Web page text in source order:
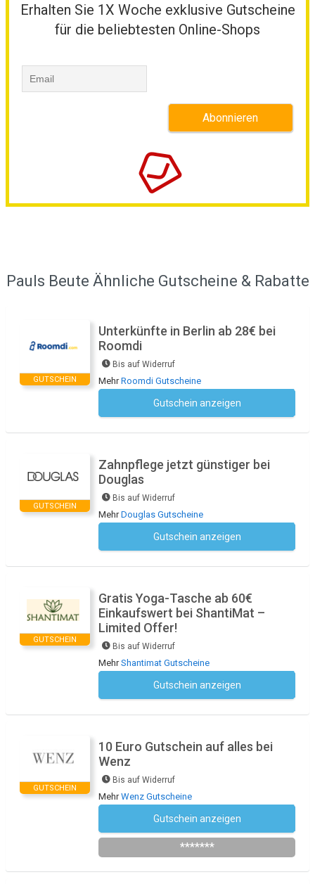
Erhalten Sie 1X Woche exklusive Gutscheine
für die beliebtesten Online-Shops
Pauls Beute Ähnliche Gutscheine & Rabatte
GUTSCHEIN
Unterkünfte in Berlin ab 28€ bei
Roomdi
Bis auf Widerruf
MehrRoomdi Gutscheine
Gutschein anzeigen
GUTSCHEIN
Zahnpflege jetzt günstiger bei
Douglas
Bis auf Widerruf
MehrDouglas Gutscheine
Gutschein anzeigen
GUTSCHEIN
Gratis Yoga-Tasche ab 60€
Einkaufswert bei ShantiMat –
Limited Offer!
Bis auf Widerruf
MehrShantimat Gutscheine
Gutschein anzeigen
GUTSCHEIN
10 Euro Gutschein auf alles bei
Wenz
Bis auf Widerruf
MehrWenz Gutscheine
Gutschein anzeigen
*******